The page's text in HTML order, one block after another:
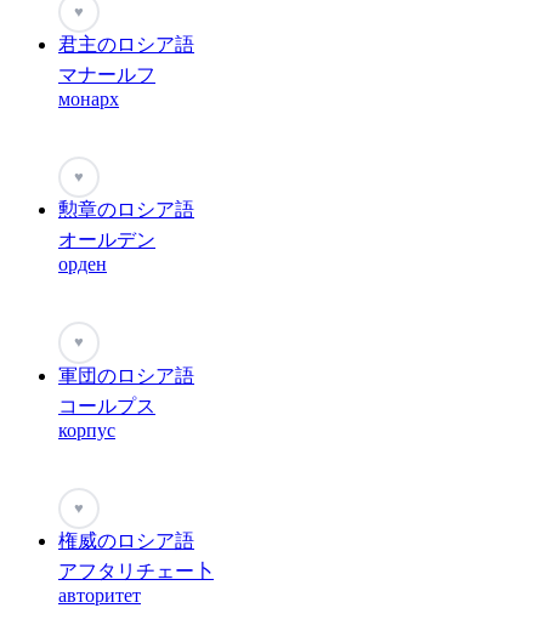
♥
君主のロシア語
マナールフ
монарх
♥
勲章のロシア語
オールデン
орден
♥
軍団のロシア語
コールプス
корпус
♥
権威のロシア語
アフタリチェー卜
авторитет